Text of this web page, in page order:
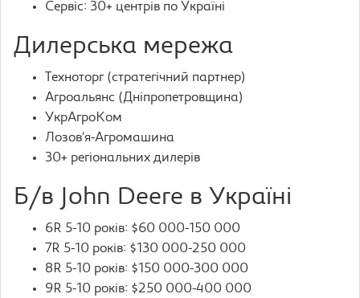
Сервіс: 30+ центрів по Україні
Дилерська мережа
Техноторг (стратегічний партнер)
Агроальянс (Дніпропетровщина)
УкрАгроКом
Лозов’я-Агромашина
30+ регіональних дилерів
Б/в John Deere в Україні
6R 5-10 років: $60 000-150 000
7R 5-10 років: $130 000-250 000
8R 5-10 років: $150 000-300 000
9R 5-10 років: $250 000-400 000